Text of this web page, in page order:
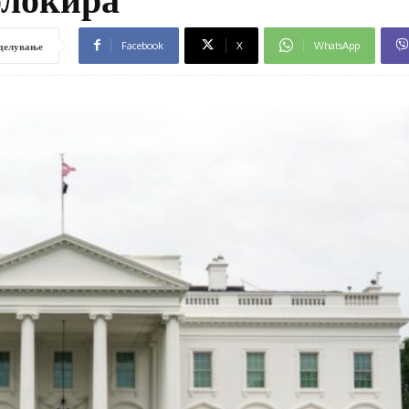
Facebook X WhatsApp